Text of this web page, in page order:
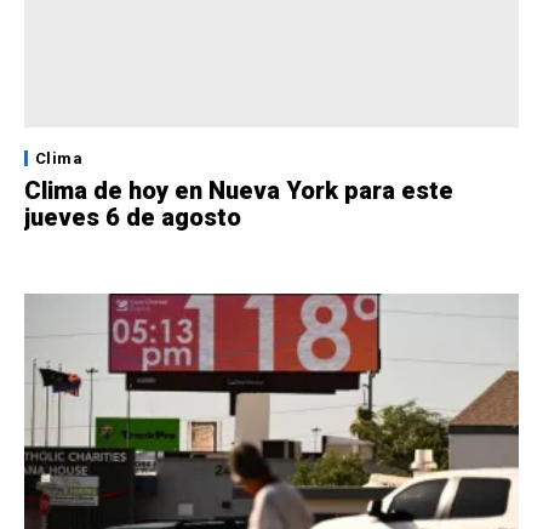
Clima
Clima de hoy en Nueva York para este
jueves 6 de agosto